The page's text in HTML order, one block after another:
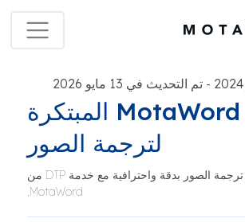
- تم التحديث في 13 مايو 2026
خدمات MotaWord المبتكرة
لترجمة الصور
تأكد من ترجمة الصور بدقة واحترافية مع خدمة DTP من
MotaWord.